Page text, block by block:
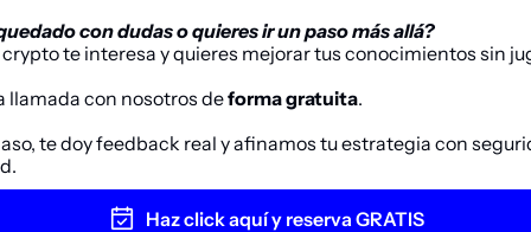
con dudas o quieres ir un paso más allá?
crypto te interesa y quieres mejorar tus conocimientos sin
llamada con nosotros de forma gratuita.
te doy feedback real y afinamos tu estrategia con
Haz click aquí y reserva GRATIS